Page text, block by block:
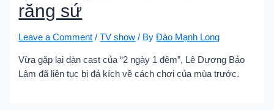
răng sứ
Leave a Comment /TV show / ByĐào Mạnh Long
Vừa gặp lại dàn cast của “2 ngày 1 đêm”, Lê Dương Bảo
Lâm đã liên tục bị đả kích về cách chơi của mùa trước.